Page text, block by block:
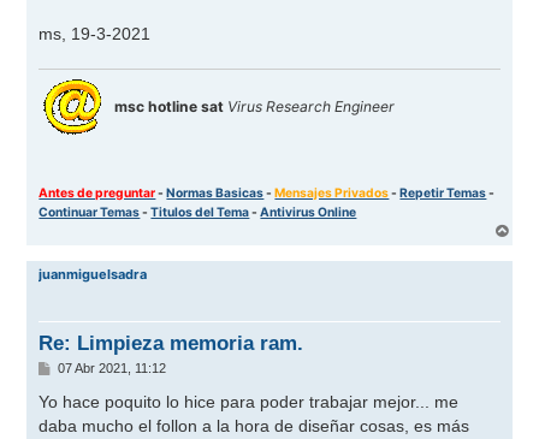
ms, 19-3-2021
msc hotline sat Virus Research Engineer
Antes de preguntar-Normas Basicas-Mensajes Privados-Repetir Temas-
Continuar Temas-Titulos del Tema-Antivirus Online
r
juanmiguelsadra
Re: Limpieza memoria ram.
M
n
a
07 Abr 2021, 11:12
Yo hace poquito lo hice para poder trabajar mejor... me
daba mucho el follon a la hora de diseñar cosas, es más